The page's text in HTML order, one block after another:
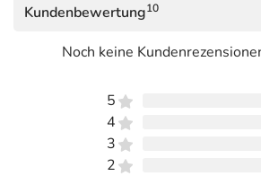
Kundenbewertung10
Noch keine
5
4
3
2